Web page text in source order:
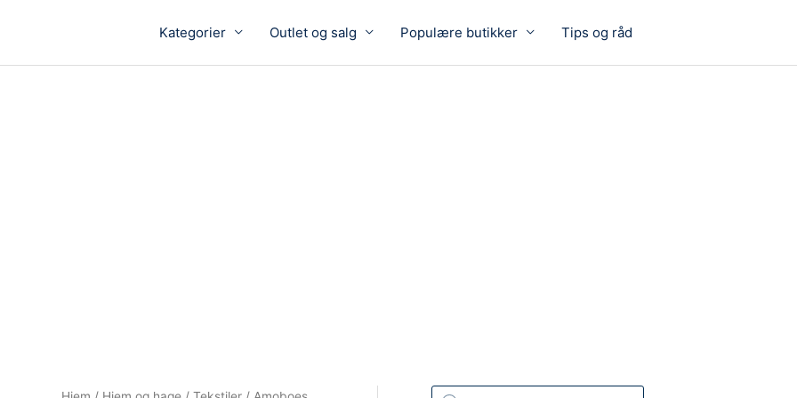
Kategorier Outlet og salg Populære butikker Tips og råd
P